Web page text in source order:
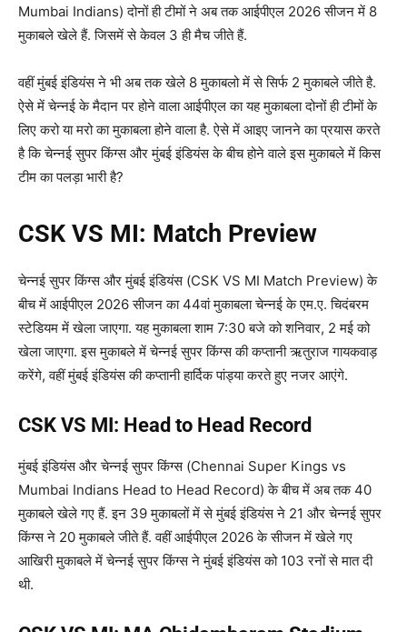
Mumbai Indians) दोनों ही टीमों ने अब तक आईपीएल 2026 सीजन में 8
मुकाबले खेले हैं. जिसमें से केवल 3 ही मैच जीते हैं.
वहीं मुंबई इंडियंस ने भी अब तक खेले 8 मुकाबलो में से सिर्फ 2 मुकाबले जीते है.
ऐसे में चेन्नई के मैदान पर होने वाला आईपीएल का यह मुकाबला दोनों ही टीमों के
लिए करो या मरो का मुकाबला होने वाला है. ऐसे में आइए जानने का प्रयास करते
है कि चेन्नई सुपर किंग्स और मुंबई इंडियंस के बीच होने वाले इस मुकाबले में किस
टीम का पलड़ा भारी है?
CSK VS MI: Match Preview
चेन्नई सुपर किंग्स और मुंबई इंडियंस (CSK VS MI Match Preview) के
बीच में आईपीएल 2026 सीजन का 44वां मुकाबला चेन्नई के एम.ए. चिदंबरम
स्टेडियम में खेला जाएगा. यह मुकाबला शाम 7:30 बजे को शनिवार, 2 मई को
खेला जाएगा. इस मुकाबले में चेन्नई सुपर किंग्स की कप्तानी ऋतुराज गायकवाड़
करेंगे, वहीं मुंबई इंडियंस की कप्तानी हार्दिक पांड्या करते हुए नजर आएंगे.
CSK VS MI: Head to Head Record
मुंबई इंडियंस और चेन्नई सुपर किंग्स (Chennai Super Kings vs
Mumbai Indians Head to Head Record) के बीच में अब तक 40
मुकाबले खेले गए हैं. इन 39 मुकाबलों में से मुंबई इंडियंस ने 21 और चेन्नई सुपर
किंग्स ने 20 मुकाबले जीते हैं. वहीं आईपीएल 2026 के सीजन में खेले गए
आखिरी मुकाबले में चेन्नई सुपर किंग्स ने मुंबई इंडियंस को 103 रनों से मात दी
थी.